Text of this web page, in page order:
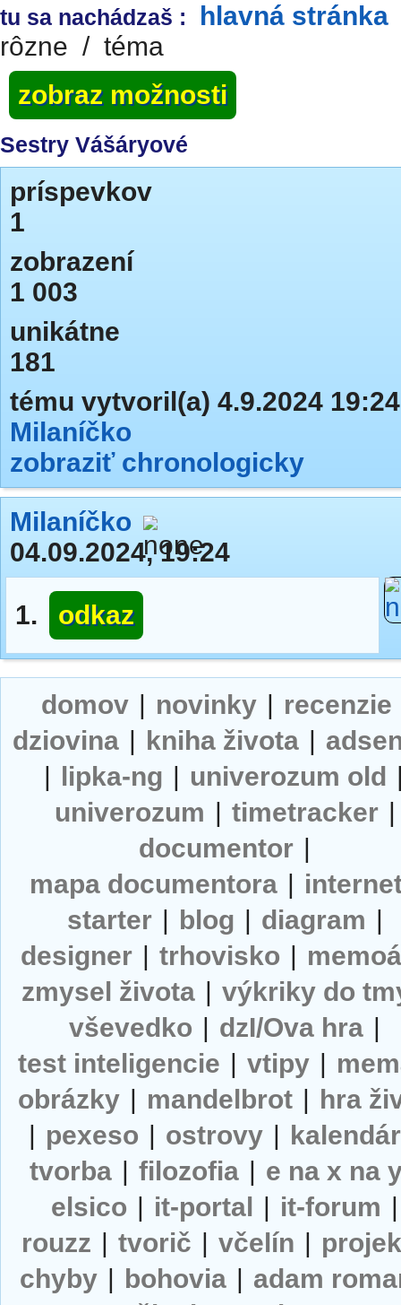
tu sa nachádzaš : hlavná stránka
rôzne / téma
zobraz možnosti
Sestry Vášáryové
príspevkov
1
zobrazení
1 003
unikátne
181
tému vytvoril(a) 4.9.2024 19:24
Milaníčko
zobraziť chronologicky
Milaníčko
04.09.2024, 19:24
1. odkaz
domov | novinky | recenzie
dziovina | kniha života |
| lipka-ng | univerozum old
univerozum | timetracker |
documentor |
mapa documentora |
starter | blog | diagram |
designer | trhovisko |
zmysel života | výkriky do
vševedko | dzI/Ova hra |
test inteligencie | vtipy |
obrázky | mandelbrot | hra
| pexeso | ostrovy | kalendár
tvorba | filozofia | e na x na
elsico | it-portal | it-forum |
rouzz | tvorič | včelín |
chyby | bohovia | adam